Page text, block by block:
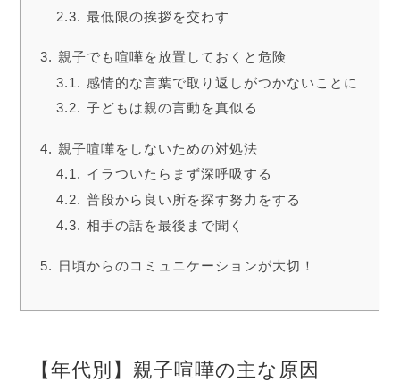
最低限の挨拶を交わす
親子でも喧嘩を放置しておくと危険
感情的な言葉で取り返しがつかないことに
子どもは親の言動を真似る
親子喧嘩をしないための対処法
イラついたらまず深呼吸する
普段から良い所を探す努力をする
相手の話を最後まで聞く
日頃からのコミュニケーションが大切！
【年代別】親子喧嘩の主な原因